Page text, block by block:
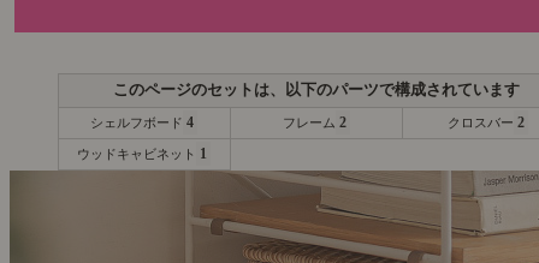
シェルフボード 4 フレーム 2 クロスバー 2
ウッドキャビネット 1